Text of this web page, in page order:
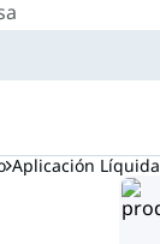
Aplicación Líquida